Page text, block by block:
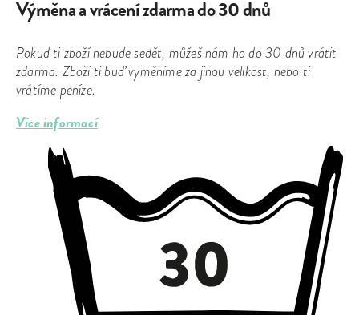
Výměna a vrácení zdarma do 30 dnů
Pokud ti zboží nebude sedět, můžeš nám ho do 30 dnů vrátit
zdarma. Zboží ti buď vyměníme za jinou velikost, nebo ti
vrátíme peníze.
Více informací